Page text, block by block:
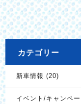
カテゴリー
新車情報 (20)
イベント/キャンペ